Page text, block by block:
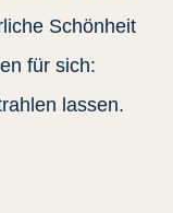
Schönheit
für sich:
lassen.